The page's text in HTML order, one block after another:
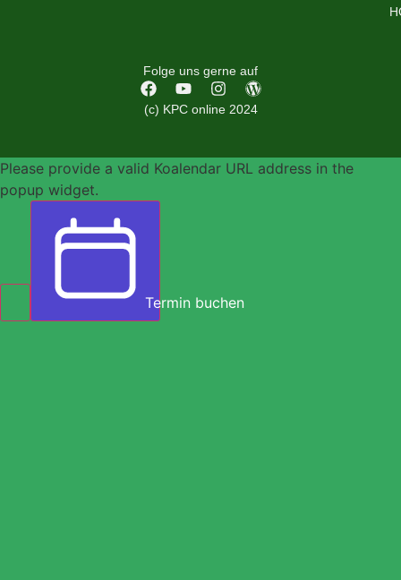
Folge uns gerne auf
(c) KPC online 2024
Please provide a valid Koalendar URL address in the
popup widget.
Termin buchen